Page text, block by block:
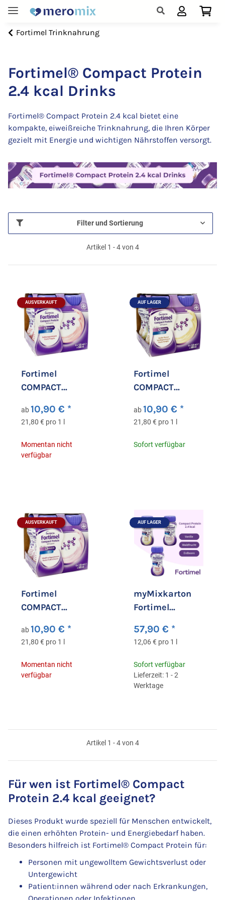
Fortimel Trinknahrung
Fortimel® Compact Protein
2.4 kcal Drinks
Fortimel® Compact Protein 2.4 kcal bietet eine
kompakte, eiweißreiche Trinknahrung, die Ihren Körper
gezielt mit Energie und wichtigen Nährstoffen versorgt.
Filter und Sortierung
Artikel 1 - 4 von 4
AUSVERKAUFT
Fortimel
COMPACT
kcal/ml Drink
Erdbeere
ab10,90 € *
21,80 € pro 1 l
Momentan nicht
verfügbar
AUF LAGER
Fortimel
COMPACT
kcal/ml Drink
Vanille
ab10,90 € *
21,80 € pro 1 l
Sofort verfügbar
AUSVERKAUFT
Fortimel
COMPACT
kcal/ml Drink
Waldfrucht
ab10,90 € *
21,80 € pro 1 l
Momentan nicht
verfügbar
AUF LAGER
myMixkarton
Fortimel
Protein - 24
Flaschen
57,90 € *
12,06 € pro 1 l
Sofort verfügbar
Lieferzeit: 1 - 2
Werktage
Artikel 1 - 4 von 4
Für wen ist Fortimel® Compact
Protein 2.4 kcal geeignet?
Dieses Produkt wurde speziell für Menschen entwickelt,
die einen erhöhten Protein- und Energiebedarf haben.
Besonders hilfreich ist Fortimel® Compact Protein für:
Personen mit ungewolltem Gewichtsverlust oder
Untergewicht
Patient:innen während oder nach Erkrankungen,